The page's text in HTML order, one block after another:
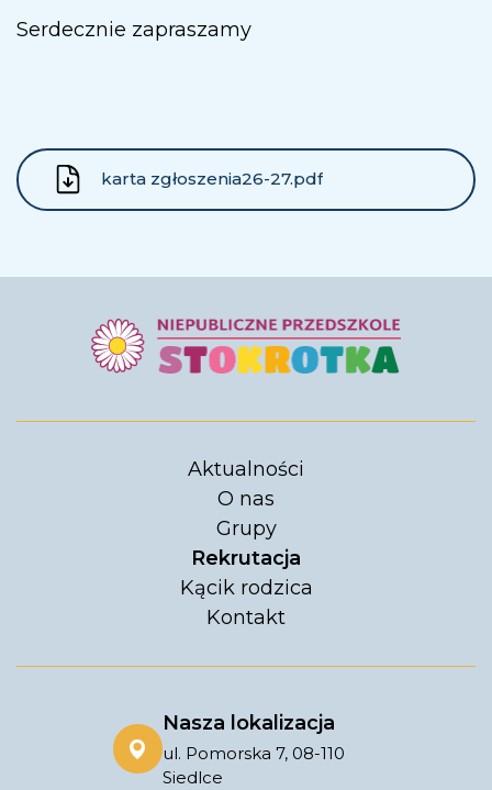
Serdecznie zapraszamy
karta zgłoszenia26-27.pdf
Aktualności
O nas
Grupy
Rekrutacja
Kącik rodzica
Kontakt
Nasza lokalizacja
ul. Pomorska 7, 08-110
Siedlce